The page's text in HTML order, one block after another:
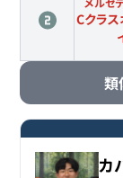
Cクラ
類
カ